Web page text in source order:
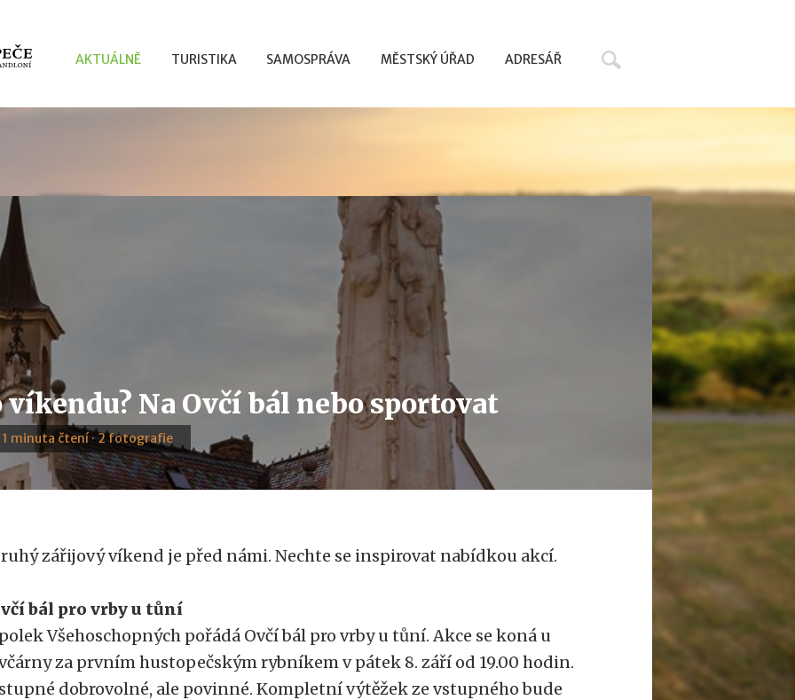
AKTUÁLNĚ TURISTIKA SAMOSPRÁVA MĚSTSKÝ ÚŘAD ADRESÁŘ
víkendu? Na Ovčí bál nebo sportovat
1 minuta čtení · 2 fotografie
zářijový víkend je před námi. Nechte se inspirovat nabídkou akcí.
bál pro vrby u tůní
Všehoschopných pořádá Ovčí bál pro vrby u tůní. Akce se koná u
za prvním hustopečským rybníkem v pátek 8. září od 19.00 hodin.
dobrovolné, ale povinné. Kompletní výtěžek ze vstupného bude